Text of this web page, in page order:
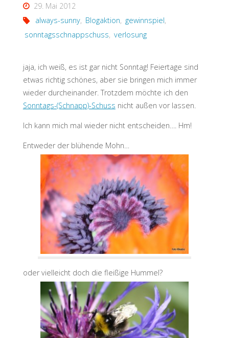
29. Mai 2012
always-sunny, Blogaktion, gewinnspiel,
sonntagsschnappschuss, verlosung
jaja, ich weiß, es ist gar nicht Sonntag! Feiertage sind
etwas richtig schönes, aber sie bringen mich immer
wieder durcheinander. Trotzdem möchte ich den
Sonntags-(Schnapp)-Schuss nicht außen vor lassen.
Ich kann mich mal wieder nicht entscheiden…. Hm!
Entweder der blühende Mohn…
oder vielleicht doch die fleißige Hummel?